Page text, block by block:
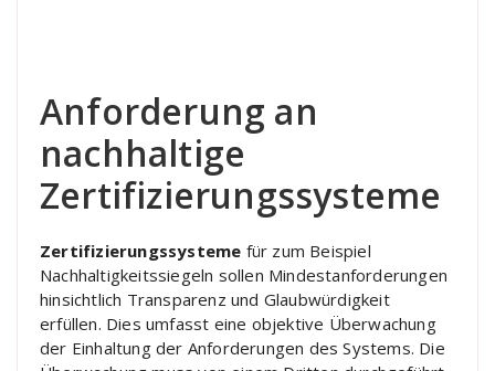
Anforderung an
nachhaltige
Zertifizierungssysteme
Zertifizierungssysteme für zum Beispiel
Nachhaltigkeitssiegeln sollen Mindestanforderungen
hinsichtlich Transparenz und Glaubwürdigkeit
erfüllen. Dies umfasst eine objektive Überwachung
der Einhaltung der Anforderungen des Systems. Die